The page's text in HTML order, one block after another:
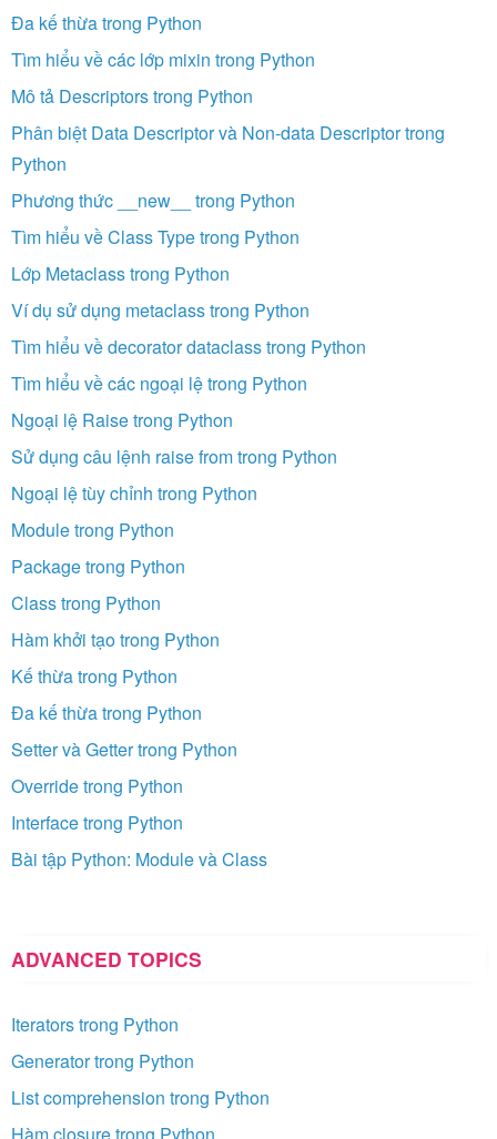
Đa kế thừa trong Python
Tìm hiểu về các lớp mixin trong Python
Mô tả Descriptors trong Python
Phân biệt Data Descriptor và Non-data Descriptor trong
Python
Phương thức __new__ trong Python
Tìm hiểu về Class Type trong Python
Lớp Metaclass trong Python
Ví dụ sử dụng metaclass trong Python
Tìm hiểu về decorator dataclass trong Python
Tìm hiểu về các ngoại lệ trong Python
Ngoại lệ Raise trong Python
Sử dụng câu lệnh raise from trong Python
Ngoại lệ tùy chỉnh trong Python
Module trong Python
Package trong Python
Class trong Python
Hàm khởi tạo trong Python
Kế thừa trong Python
Đa kế thừa trong Python
Setter và Getter trong Python
Override trong Python
Interface trong Python
Bài tập Python: Module và Class
ADVANCED TOPICS
Iterators trong Python
Generator trong Python
List comprehension trong Python
Hàm closure trong Python